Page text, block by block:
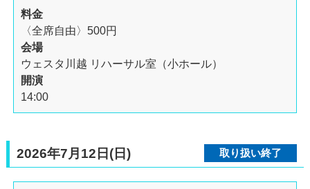
料金
〈全席自由〉500円
会場
ウェスタ川越 リハーサル室（小ホール）
開演
14:00
2026年7月12日(日) 取り扱い終了